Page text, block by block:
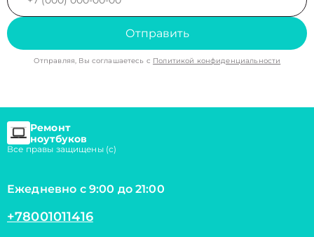
Отправить
Отправляя, Вы соглашаетесь с Политикой конфиденциальности
Ремонт
ноутбуков
Все правы защищены (с)
Ежедневно с 9:00 до 21:00
+78001011416